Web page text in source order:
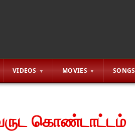
VIDEOS MOVIES SONGS
வருட கொண்டாட்டம்